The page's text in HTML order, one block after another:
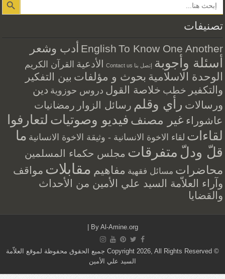
تصنيفات
English To Know One Another أدب وشعر
أسئلة وأجوبة إتصل بنا Contact us الأدعية القرآن الكريم
الوحدة الاسلامية بحوث و مؤلفات بين التفكير
والتكفير خطب خلاصة القول دروس حوزوية دين
ورسالات رأي وقلم رسائل الزوار رمضانيات
عاشوراء غير مصنف فيديو وصوتيات لتعارفوا
لقاءات لقاء الاخوة الانسانية - وثيقة الاخوة الانسانية ما
قلّ ودلّ متفرقات مجلس حكماء المسلمين
محاضرات مسائل فقهية مفاهيم مقابلات مواقف
وآراء العلاّمة السيد علي الأمين من الأحداث
والقضايا
ByAl-Amine.org
|
© Copyright 2026, All Rights Reserved جميع الحقوق محفوظة لموقع العلاّمة
السيد علي الأمين